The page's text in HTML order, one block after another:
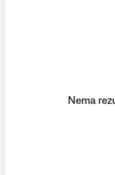
Nema